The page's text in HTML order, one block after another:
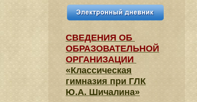
СВЕДЕНИЯ​ ОБ
ОБРАЗОВАТЕЛЬНОЙ
ОРГАНИЗАЦИИ
«Классическая
гимназия при ГЛК
Ю.А. Шичалина»